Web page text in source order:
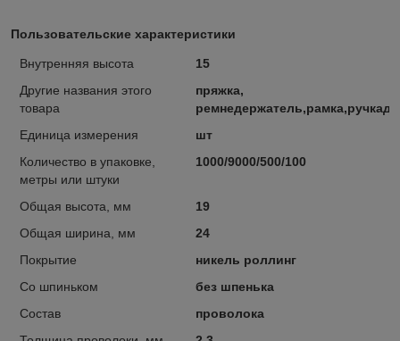
Пользовательские характеристики
Внутренняя высота
15
Другие названия этого
товара
пряжка,
Единица измерения
шт
Количество в упаковке,
метры или штуки
1000/9000/500/100
Общая высота, мм
19
Общая ширина, мм
24
Покрытие
никель роллинг
Со шпиньком
без шпенька
Состав
проволока